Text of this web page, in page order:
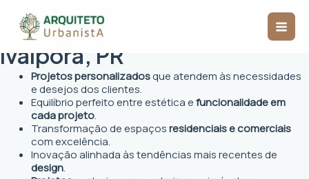
para
conteúdo
Main
Arquiteto Urbanista em
Ivaiporã, PR
Projetos personalizadosque atendem às necessidades
e desejos dos clientes.
Equilíbrio perfeito entre estética efuncionalidade em
cada projeto.
Transformação de espaçosresidenciais e comerciais
com excelência.
Inovação alinhada às tendências mais recentes de
design.